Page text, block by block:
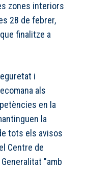
zones interiors
28 de febrer,
finalitze a
i
als
en la
la
tots els avisos
Centre de
"amb